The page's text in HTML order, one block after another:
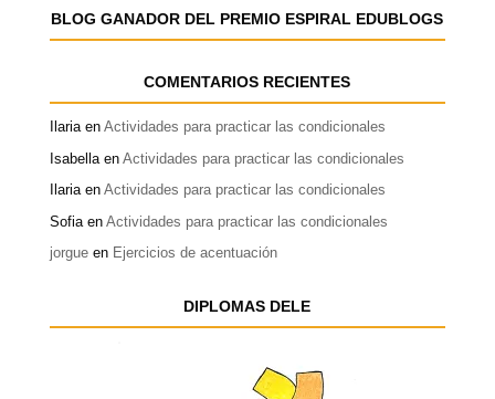
BLOG GANADOR DEL PREMIO ESPIRAL EDUBLOGS
COMENTARIOS RECIENTES
Ilariaen Actividades para practicar las condicionales
Isabellaen Actividades para practicar las condicionales
Ilariaen Actividades para practicar las condicionales
Sofiaen Actividades para practicar las condicionales
jorgueen Ejercicios de acentuación
DIPLOMAS DELE